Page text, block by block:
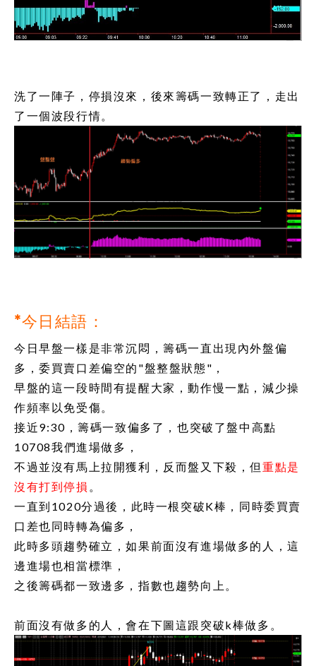
洗了一陣子，停損沒來，後來籌碼一致轉正了，走出
了一個波段行情。
*今日結語：
今日早盤一樣是非常沉悶，籌碼一直出現內外盤偏
多，委買賣口差偏空的"盤整盤狀態"，
早盤的這一段時間有提醒大家，動作慢一點，減少操
作頻率以免受傷。
接近9:30，籌碼一致偏多了，也突破了盤中高點
10708我們進場做多，
不過並沒有馬上拉開獲利，反而盤又下殺，但 重點是
沒有打到停損
一直到1020分過後，此時一根突破K棒，同時委買賣
口差也同時轉為偏多，
此時多頭趨勢確立，如果前面沒有進場做多的人，這
邊進場也相當標準，
之後籌碼都一致邊多，指數也趨勢向上。
前面沒有做多的人，會在下圖這跟突破k棒做多。